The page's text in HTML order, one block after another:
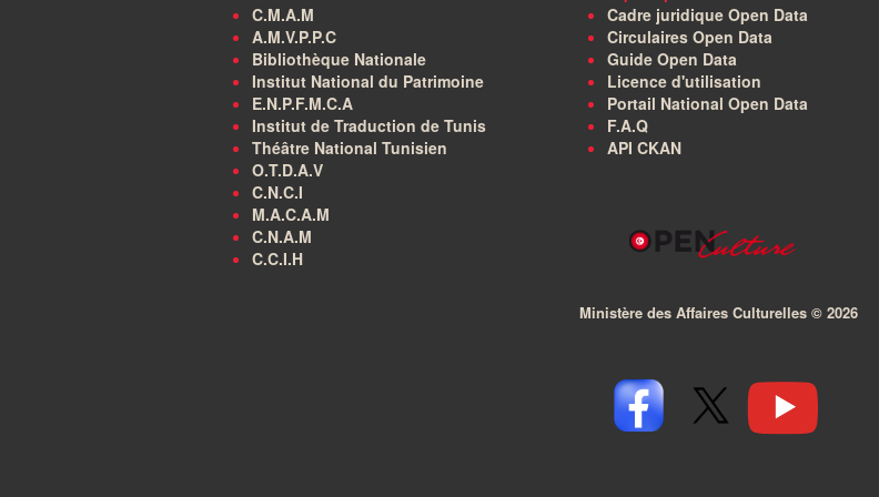
C.M.A.M
A.M.V.P.P.C
Bibliothèque Nationale
Institut National du Patrimoine
E.N.P.F.M.C.A
Institut de Traduction de Tunis
Théâtre National Tunisien
O.T.D.A.V
C.N.C.I
M.A.C.A.M
C.N.A.M
C.C.I.H
Cadre juridique Open Data
Circulaires Open Data
Guide Open Data
Licence d'utilisation
Portail National Open Data
F.A.Q
API CKAN
Ministère des Affaires Culturelles © 2026